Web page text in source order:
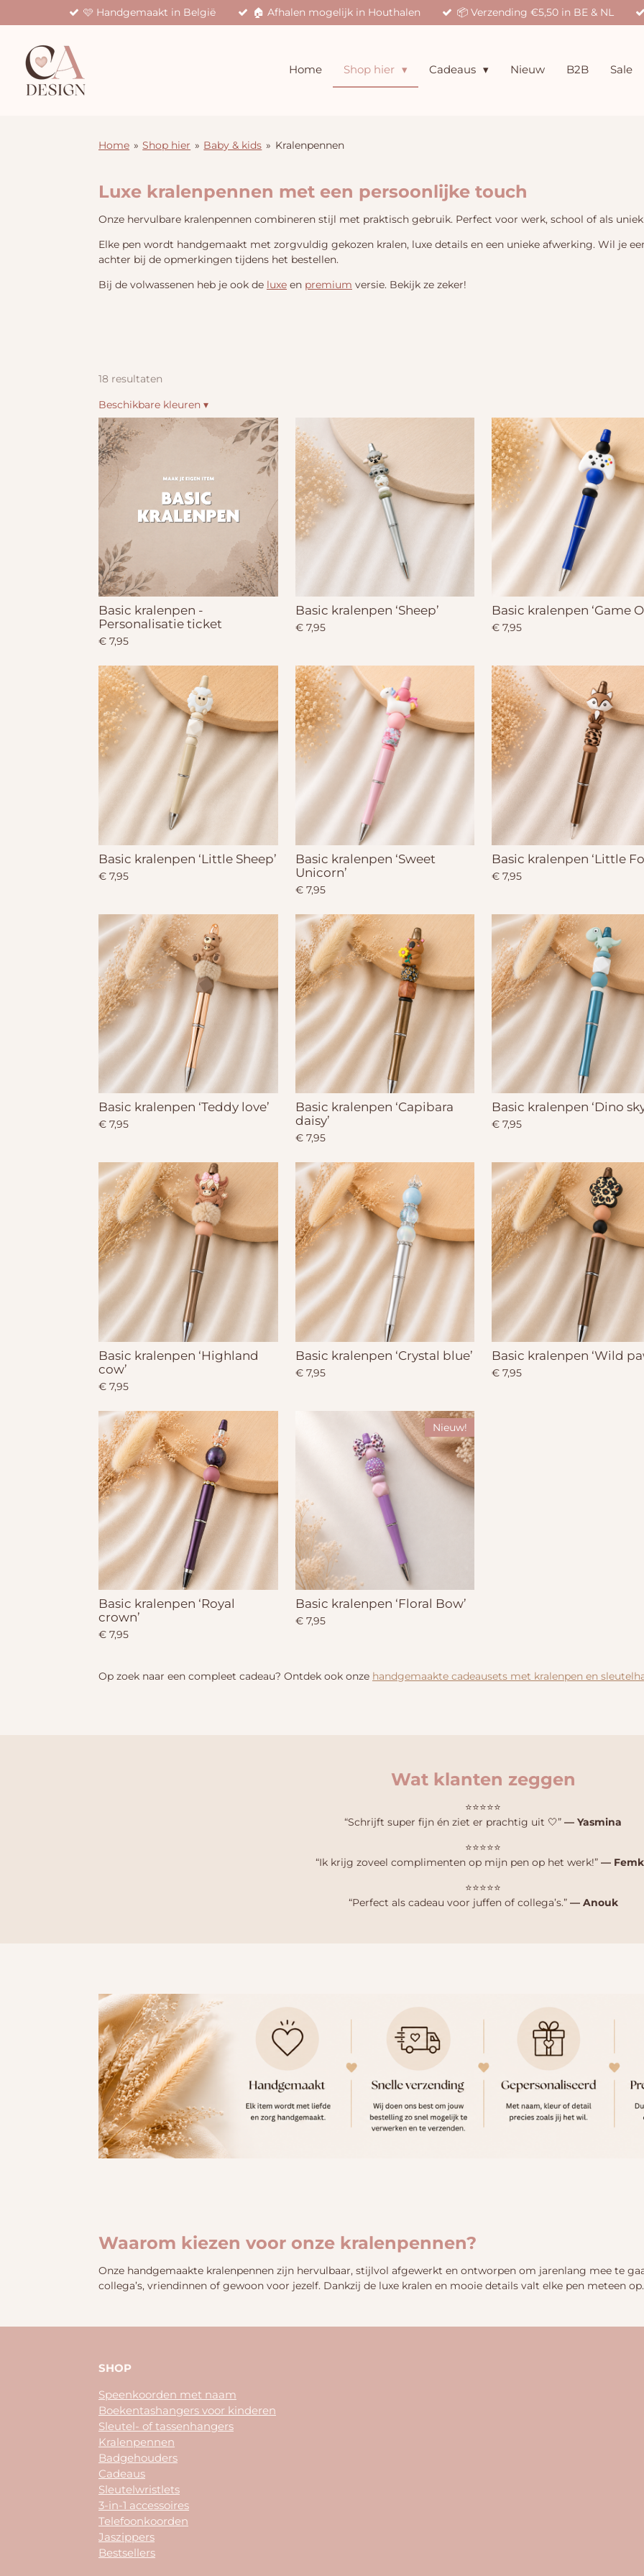
direct
hoofdinhoud
🩷 Handgemaakt in België 🏠 Afhalen mogelijk in Houthalen 📦 Verzending €5,50 in BE & NL
Home Shop hier Cadeaus Nieuw B2B Sale
Home » Shop hier » Baby & kids » Kralenpennen
Luxe kralenpennen met een persoonlijke touch
Onze hervulbare kralenpennen combineren stijl met praktisch gebruik. Perfect voor werk, school of als uniek
Elke pen wordt handgemaakt met zorgvuldig gekozen kralen, luxe details en een unieke afwerking. Wil je
achter bij de opmerkingen tijdens het bestellen.
Bij de volwassenen heb je ook de luxe en premium versie. Bekijk ze zeker!
18 resultaten
Beschikbare kleuren ▾
Basic kralenpen -
Personalisatie ticket
€ 7,95
Basic kralenpen ‘Sheep’
€ 7,95
Basic kralenpen ‘Game
€ 7,95
Basic kralenpen ‘Little Sheep’
€ 7,95
Basic kralenpen ‘Sweet
Unicorn’
€ 7,95
Basic kralenpen ‘Little
€ 7,95
Basic kralenpen ‘Teddy love’
€ 7,95
Basic kralenpen ‘Capibara
daisy’
€ 7,95
Basic kralenpen ‘Dino
€ 7,95
Basic kralenpen ‘Highland
cow’
€ 7,95
Basic kralenpen ‘Crystal blue’
€ 7,95
Basic kralenpen ‘Wild
€ 7,95
Basic kralenpen ‘Royal
crown’
€ 7,95
Nieuw!
Basic kralenpen ‘Floral Bow’
€ 7,95
Op zoek naar een compleet cadeau? Ontdek ook onze handgemaakte cadeausets met kralenpen en
Wat klanten zeggen
⭐⭐⭐⭐⭐
“Schrijft super fijn én ziet er prachtig uit 🤍” — Yasmina
⭐⭐⭐⭐⭐
“Ik krijg zoveel complimenten op mijn pen op het werk!” —
⭐⭐⭐⭐⭐
“Perfect als cadeau voor juffen of collega’s.” — Anouk
Waarom kiezen voor onze kralenpennen?
Onze handgemaakte kralenpennen zijn hervulbaar, stijlvol afgewerkt en ontworpen om jarenlang mee te
collega’s, vriendinnen of gewoon voor jezelf. Dankzij de luxe kralen en mooie details valt elke pen meteen op.
SHOP
Speenkoorden met naam
Boekentashangers voor kinderen
Sleutel- of tassenhangers
Kralenpennen
Badgehouders
Cadeaus
Sleutelwristlets
3-in-1 accessoires
Telefoonkoorden
Jaszippers
Bestsellers